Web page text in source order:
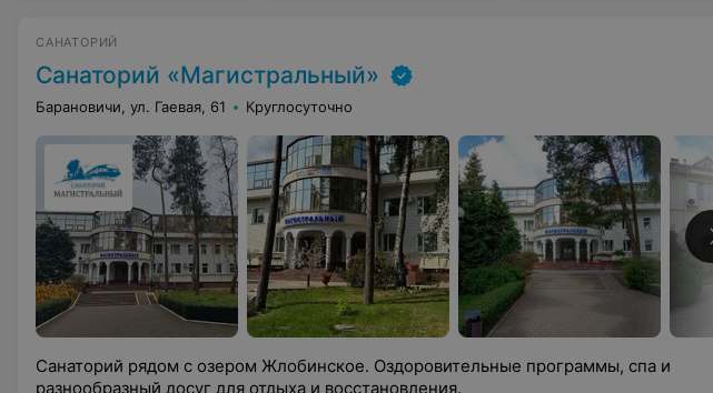
САНАТОРИЙ
Санаторий «Магистральный»
Барановичи, ул. Гаевая, 61 Круглосуточно
Санаторий рядом с озером Жлобинское. Оздоровительные программы, спа и
разнообразный досуг для отдыха и восстановления.